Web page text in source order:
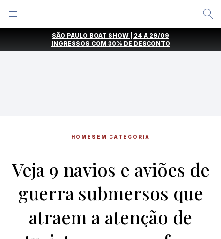
SÃO PAULO BOAT SHOW | 24 A 29/09
INGRESSOS COM 30% DE DESCONTO
HOME SEM CATEGORIA
Veja 9 navios e aviões de
guerra submersos que
atraem a atenção de